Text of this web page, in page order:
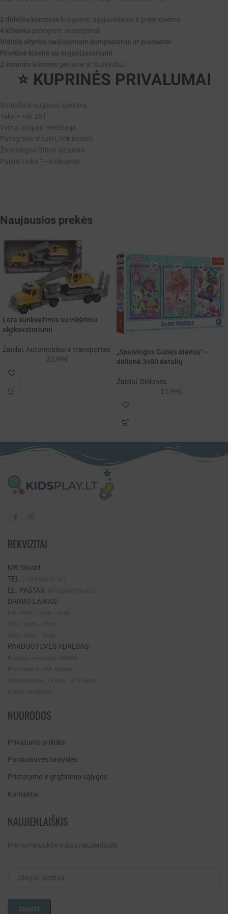
2 didelės komoros knygoms, sąsiuviniams ir priemonėms
4 kišenės patogiam susidėjimui
Vidinis skyrius nešiojamam kompiuteriui ar planšetei
Priekinė kišenė su organizatoriumi
2 šoninės kišenės gertuvei ar buteliukui
⭐ KUPRINĖS PRIVALUMAI
Sumažina nugaros apkrovą
Talpi – net 26 l
Tvirta, atspari medžiaga
Patogi tiek traukti, tiek nešioti
Žaismingas Stitch dizainas
Puikiai tinka 1–6 klasėms
Naujausios prekės
Lora sunkvežimis su vikšriniu
ekskavatoriumi
Žaislai, Automobiliai ir transportas
32,99€
„Spalvingos Gabės dienos“ –
dėlionė 3×80 detalių
Žaislai, Dėlionės
21,99€
REKVIZITAI
MB Silvaid
TEL.:
EL. PAŠTAS:
DARBO LAIKAS:
PARDUOTUVĖS ADRESAS:
NUORODOS
Privatumo politika
Parduotuvės taisyklės
Pristatymo ir grąžinimo sąlygos
Kontaktai
NAUJIENLAIŠKIS
Prenumeruokite mūsų naujienlaiškį